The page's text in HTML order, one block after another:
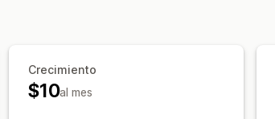
Crecimiento
$10al mes